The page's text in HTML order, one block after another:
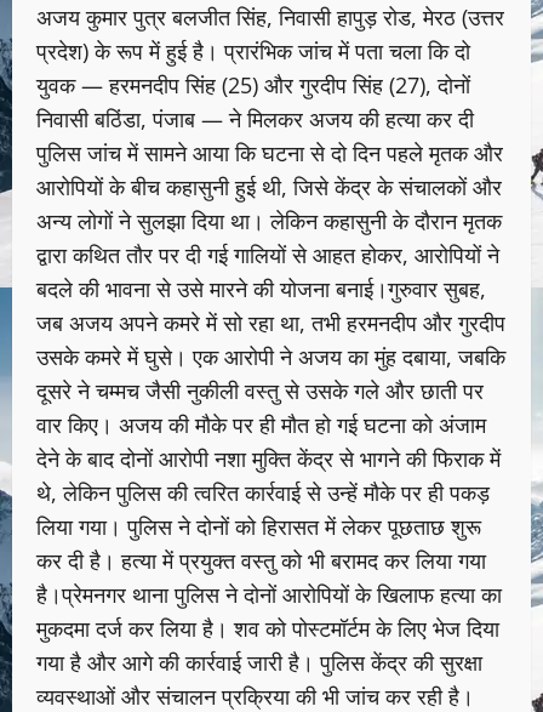
अजय कुमार पुत्र बलजीत सिंह, निवासी हापुड़ रोड, मेरठ (उत्तर
प्रदेश) के रूप में हुई है। प्रारंभिक जांच में पता चला कि दो
युवक — हरमनदीप सिंह (25) और गुरदीप सिंह (27), दोनों
निवासी बठिंडा, पंजाब — ने मिलकर अजय की हत्या कर दी
पुलिस जांच में सामने आया कि घटना से दो दिन पहले मृतक और
आरोपियों के बीच कहासुनी हुई थी, जिसे केंद्र के संचालकों और
अन्य लोगों ने सुलझा दिया था। लेकिन कहासुनी के दौरान मृतक
द्वारा कथित तौर पर दी गई गालियों से आहत होकर, आरोपियों ने
बदले की भावना से उसे मारने की योजना बनाई।गुरुवार सुबह,
जब अजय अपने कमरे में सो रहा था, तभी हरमनदीप और गुरदीप
उसके कमरे में घुसे। एक आरोपी ने अजय का मुंह दबाया, जबकि
दूसरे ने चम्मच जैसी नुकीली वस्तु से उसके गले और छाती पर
वार किए। अजय की मौके पर ही मौत हो गई घटना को अंजाम
देने के बाद दोनों आरोपी नशा मुक्ति केंद्र से भागने की फिराक में
थे, लेकिन पुलिस की त्वरित कार्रवाई से उन्हें मौके पर ही पकड़
लिया गया। पुलिस ने दोनों को हिरासत में लेकर पूछताछ शुरू
कर दी है। हत्या में प्रयुक्त वस्तु को भी बरामद कर लिया गया
है।प्रेमनगर थाना पुलिस ने दोनों आरोपियों के खिलाफ हत्या का
मुकदमा दर्ज कर लिया है। शव को पोस्टमॉर्टम के लिए भेज दिया
गया है और आगे की कार्रवाई जारी है। पुलिस केंद्र की सुरक्षा
व्यवस्थाओं और संचालन प्रक्रिया की भी जांच कर रही है।